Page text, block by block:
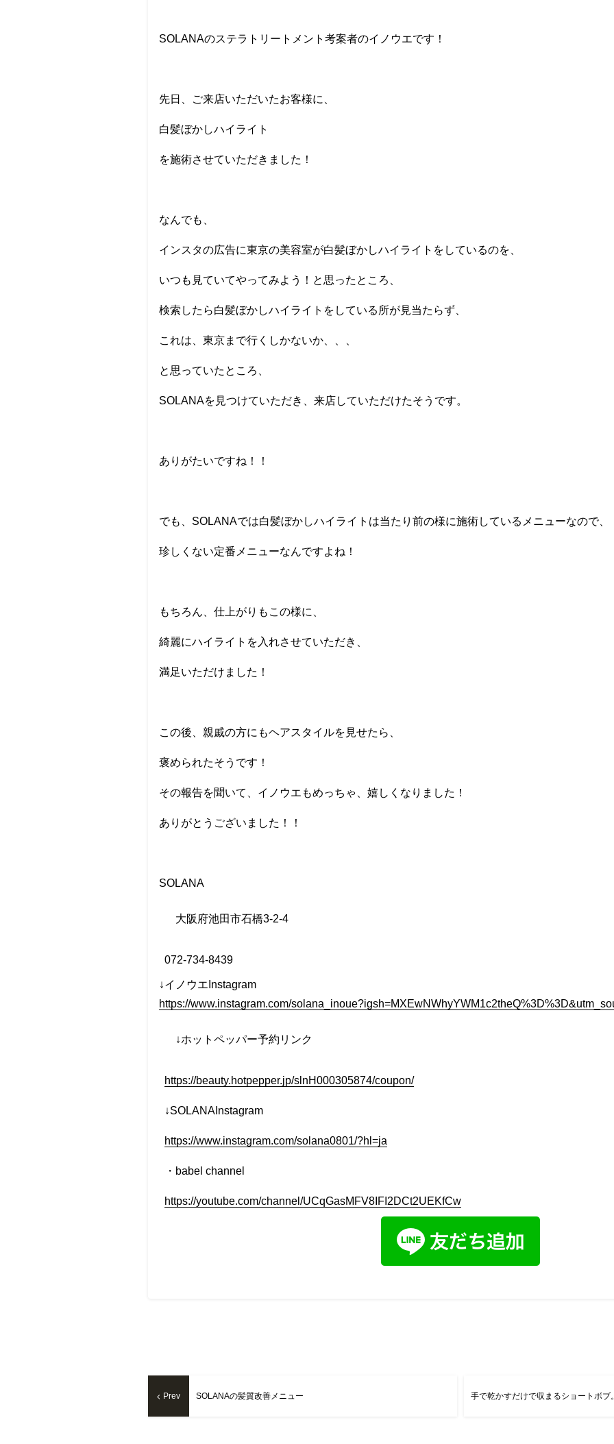
SOLANAのステラトリートメント考案者のイノウエです！
先日、ご来店いただいたお客様に、
白髪ぼかしハイライト
を施術させていただきました！
なんでも、
インスタの広告に東京の美容室が白髪ぼかしハイライトをしているのを、
いつも見ていてやってみよう！と思ったところ、
検索したら白髪ぼかしハイライトをしている所が見当たらず、
これは、東京まで行くしかないか、、、
と思っていたところ、
SOLANAを見つけていただき、来店していただけたそうです。
ありがたいですね！！
でも、SOLANAでは白髪ぼかしハイライトは当たり前の様に施術しているメニューなので、
珍しくない定番メニューなんですよね！
もちろん、仕上がりもこの様に、
綺麗にハイライトを入れさせていただき、
満足いただけました！
この後、親戚の方にもヘアスタイルを見せたら、
褒められたそうです！
その報告を聞いて、イノウエもめっちゃ、嬉しくなりました！
ありがとうございました！！
SOLANA
大阪府池田市石橋3-2-4
072-734-8439
↓イノウエInstagram
https://www.instagram.com/
↓ホットペッパー予約リンク
https://beauty.hotpepper.jp/slnH000305874/coupon/
↓SOLANAInstagram
https://www.instagram.com/solana0801/?hl=ja
・ babel channel
https://youtube.com/channel/UCqGasMFV8IFI2DCt2UEKfCw
Prev SOLANAの髪質改善メニュー 手で乾かすだけで収まるショートボブ。